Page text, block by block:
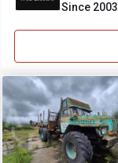
Since 2003